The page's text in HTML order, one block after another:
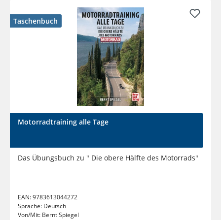
Taschenbuch
Motorradtraining alle Tage
Das Übungsbuch zu " Die obere Hälfte des Motorrads"
EAN:9783613044272
Sprache: Deutsch
Von/Mit: Bernt Spiegel